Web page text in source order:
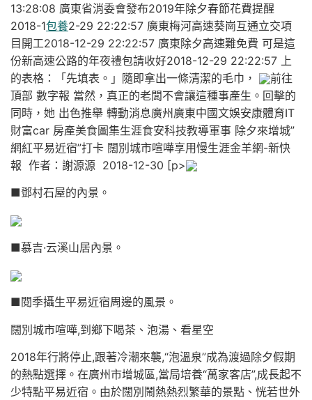
13:28:08 廣東省消委會發布2019年除夕春節花費提醒
2018-1包養2-29 22:22:57 廣東梅河高速葵崗互通立交項
目開工2018-12-29 22:22:57 廣東除夕高速難免費 可是這
份新高速公路的年夜禮包請收好2018-12-29 22:22:57 上
的表格：「先填表。」隨即拿出一條清潔的毛巾，
前往
頂部 數字報 當然，真正的老闆不會讓這種事產生。回擊的
同時，她 出色推舉 轉動消息廣州廣東中國文娛安康體育IT
財富car 房產美食圖集生涯食安科技教導軍事 除夕來增城”
網紅平易近宿”打卡 闊別城市喧嘩享用慢生涯金羊網-新快
報 作者：謝源源 2018-12-30 [p>
■鄧村石屋的內景。
■慕吉·云溪山居內景。
■閱季攝生平易近宿周邊的風景。
闊別城市喧嘩,到鄉下喝茶、泡湯、看星空
2018年行將停止,跟著冷潮來襲,“泡溫泉”成為渡過除夕假期
的熱點選擇。在廣州市增城區,當局培養“萬家客店”,成長起不
少特點平易近宿。由於闊別鬧熱熱烈繁華的景點、恍若世外